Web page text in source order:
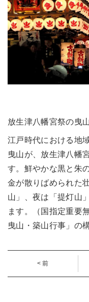
放生津八幡宮祭の曳
江戸時代における地
曳山が、放生津八幡
す。鮮やかな黒と朱
金が散りばめられた
山」、夜は「提灯山
ます。（国指定重要
曳山・築山行事」の
< 前